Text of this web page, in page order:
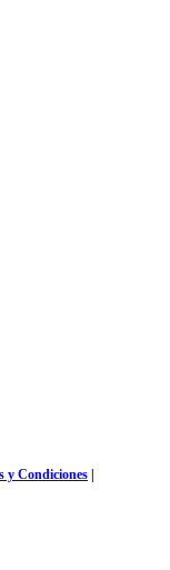
y Condiciones |